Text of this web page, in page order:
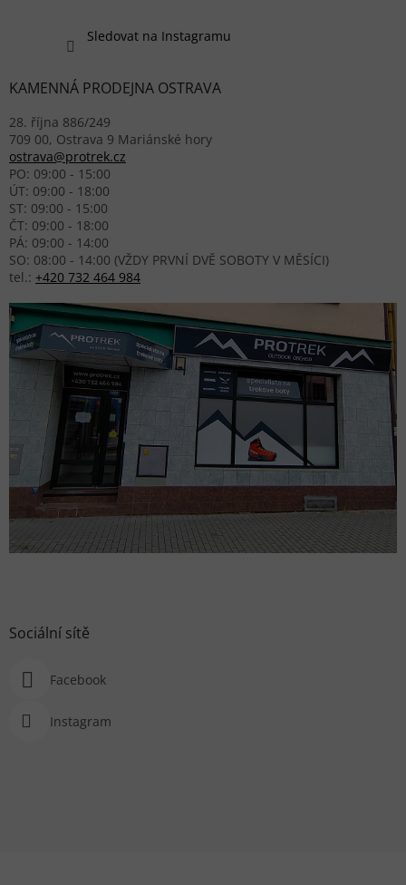
Sledovat na Instagramu
KAMENNÁ PRODEJNA OSTRAVA
28. října 886/249
709 00, Ostrava 9 Mariánské hory
ostrava@protrek.cz
PO: 09:00 - 15:00
ÚT: 09:00 - 18:00
ST: 09:00 - 15:00
ČT: 09:00 - 18:00
PÁ: 09:00 - 14:00
SO: 08:00 - 14:00 (VŽDY PRVNÍ DVĚ SOBOTY V MĚSÍCI)
tel.: +420 732 464 984
Sociální sítě
Facebook
Instagram